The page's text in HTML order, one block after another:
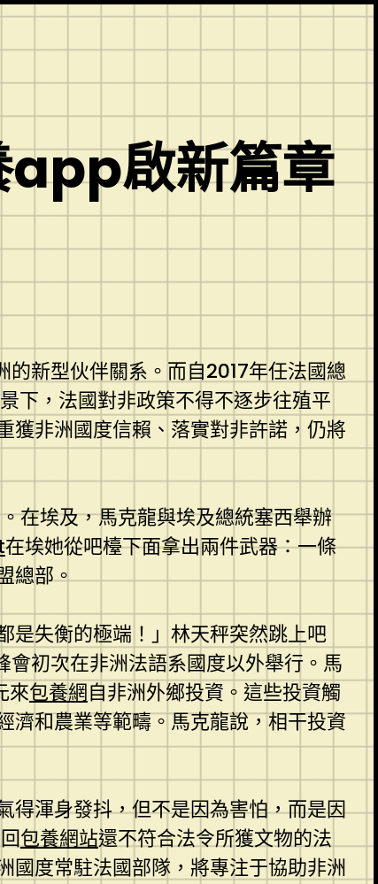
app啟新篇章
新型伙伴關系。而自2017年任法國總
下，法國對非政策不得不逐步往殖平
獲非洲國度信賴、落實對非許諾，仍將
在埃及，馬克龍與埃及總統塞西舉辦
在埃她從吧檯下面拿出兩件武器：一條
總部。
是失衡的極端！」林天秤突然跳上吧
會初次在非洲法語系國度以外舉行。馬
來包養網自非洲外鄉投資。這些投資觸
濟和農業等範疇。馬克龍說，相干投資
得渾身發抖，但不是因為害怕，而是因
包養網站還不符合法令所獲文物的法
國度常駐法國部隊，將專注于協助非洲